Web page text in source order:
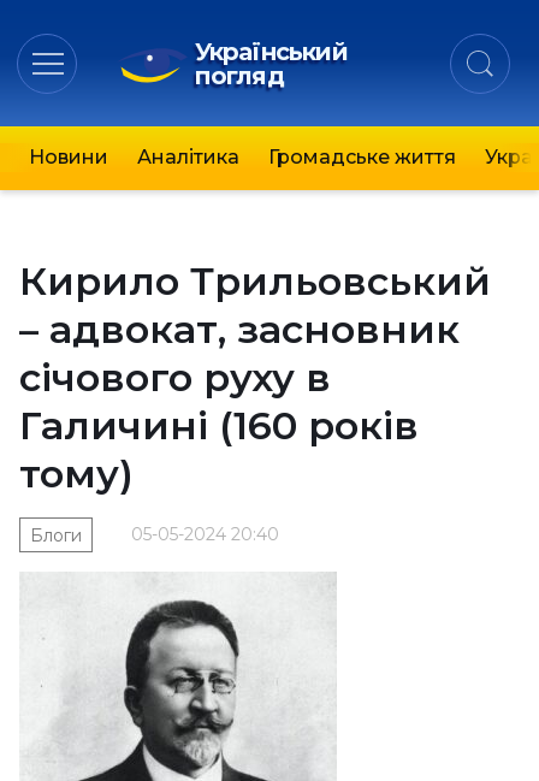
Український
погляд
Новини Аналітика Громадське життя
Кирило Трильовський
– адвокат, засновник
січового руху в
Галичині (160 років
тому)
05-05-2024 20:40
Блоги